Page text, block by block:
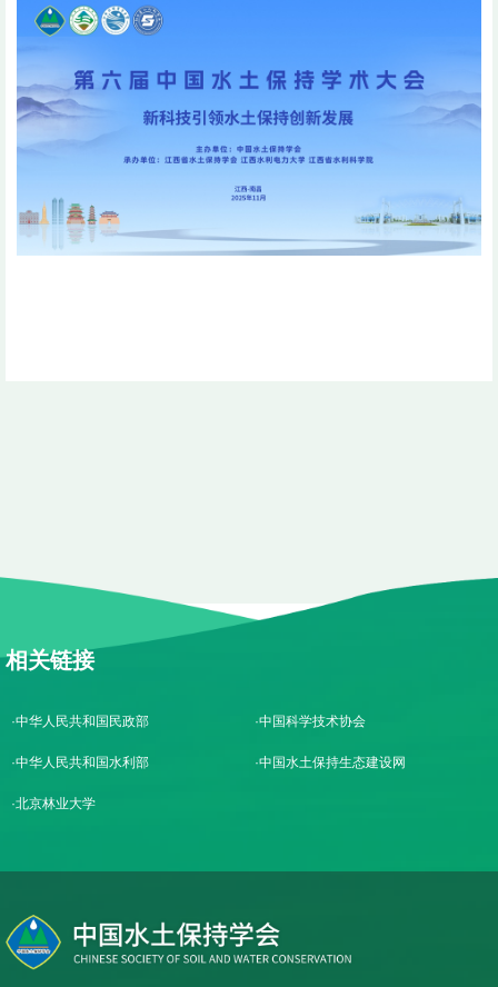
相关链接
中华人民共和国民政部 中国科学技术协会
中华人民共和国水利部 中国水土保持生态建设网
北京林业大学